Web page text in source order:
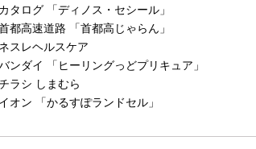
カタログ 「ディノス・セシール」
都高速道路 「首都高じゃらん」
ネスレヘルスケア
ンダイ 「ヒーリングっどプリキュア」
ラシ しまむら
イオン 「かるすぽランドセル」